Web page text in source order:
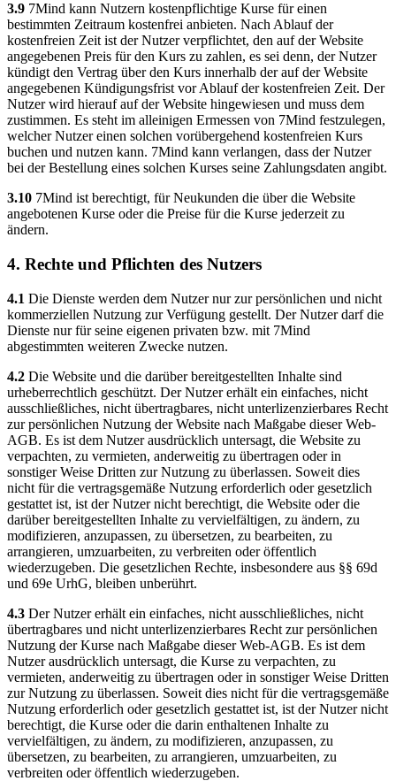
3.9 7Mind kann Nutzern kostenpflichtige Kurse für einen
bestimmten Zeitraum kostenfrei anbieten. Nach Ablauf der
kostenfreien Zeit ist der Nutzer verpflichtet, den auf der Website
angegebenen Preis für den Kurs zu zahlen, es sei denn, der Nutzer
kündigt den Vertrag über den Kurs innerhalb der auf der Website
angegebenen Kündigungsfrist vor Ablauf der kostenfreien Zeit. Der
Nutzer wird hierauf auf der Website hingewiesen und muss dem
zustimmen. Es steht im alleinigen Ermessen von 7Mind festzulegen,
welcher Nutzer einen solchen vorübergehend kostenfreien Kurs
buchen und nutzen kann. 7Mind kann verlangen, dass der Nutzer
bei der Bestellung eines solchen Kurses seine Zahlungsdaten angibt.
3.10 7Mind ist berechtigt, für Neukunden die über die Website
angebotenen Kurse oder die Preise für die Kurse jederzeit zu
ändern.
4. Rechte und Pflichten des Nutzers
4.1 Die Dienste werden dem Nutzer nur zur persönlichen und nicht
kommerziellen Nutzung zur Verfügung gestellt. Der Nutzer darf die
Dienste nur für seine eigenen privaten bzw. mit 7Mind
abgestimmten weiteren Zwecke nutzen.
4.2 Die Website und die darüber bereitgestellten Inhalte sind
urheberrechtlich geschützt. Der Nutzer erhält ein einfaches, nicht
ausschließliches, nicht übertragbares, nicht unterlizenzierbares Recht
zur persönlichen Nutzung der Website nach Maßgabe dieser Web-
AGB. Es ist dem Nutzer ausdrücklich untersagt, die Website zu
verpachten, zu vermieten, anderweitig zu übertragen oder in
sonstiger Weise Dritten zur Nutzung zu überlassen. Soweit dies
nicht für die vertragsgemäße Nutzung erforderlich oder gesetzlich
gestattet ist, ist der Nutzer nicht berechtigt, die Website oder die
darüber bereitgestellten Inhalte zu vervielfältigen, zu ändern, zu
modifizieren, anzupassen, zu übersetzen, zu bearbeiten, zu
arrangieren, umzuarbeiten, zu verbreiten oder öffentlich
wiederzugeben. Die gesetzlichen Rechte, insbesondere aus §§ 69d
und 69e UrhG, bleiben unberührt.
4.3 Der Nutzer erhält ein einfaches, nicht ausschließliches, nicht
übertragbares und nicht unterlizenzierbares Recht zur persönlichen
Nutzung der Kurse nach Maßgabe dieser Web-AGB. Es ist dem
Nutzer ausdrücklich untersagt, die Kurse zu verpachten, zu
vermieten, anderweitig zu übertragen oder in sonstiger Weise Dritten
zur Nutzung zu überlassen. Soweit dies nicht für die vertragsgemäße
Nutzung erforderlich oder gesetzlich gestattet ist, ist der Nutzer nicht
berechtigt, die Kurse oder die darin enthaltenen Inhalte zu
vervielfältigen, zu ändern, zu modifizieren, anzupassen, zu
übersetzen, zu bearbeiten, zu arrangieren, umzuarbeiten, zu
verbreiten oder öffentlich wiederzugeben.